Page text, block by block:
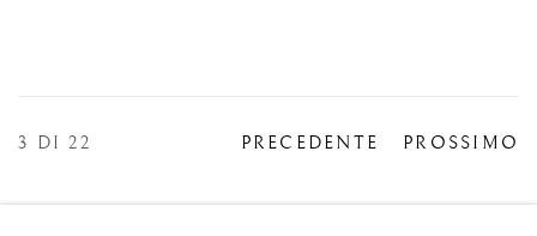
PRECEDENTE PROSSIMO
3 DI 22